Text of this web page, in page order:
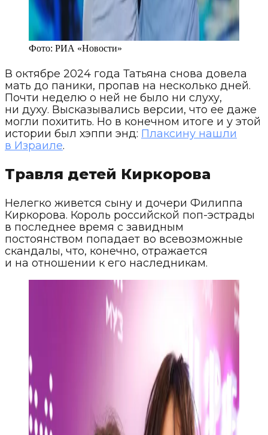
Фото: РИА «Новости»
В октябре 2024 года Татьяна снова довела
мать до паники, пропав на несколько дней.
Почти неделю о ней не было ни слуху,
ни духу. Высказывались версии, что ее даже
могли похитить. Но в конечном итоге и у этой
истории был хэппи энд: Плаксину нашли
в Израиле.
Травля детей Киркорова
Нелегко живется сыну и дочери Филиппа
Киркорова. Король российской поп-эстрады
в последнее время с завидным
постоянством попадает во всевозможные
скандалы, что, конечно, отражается
и на отношении к его наследникам.